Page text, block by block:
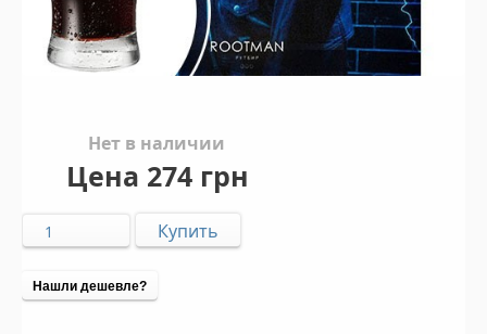
Нет в наличии
Цена 274 грн
Нашли дешевле?